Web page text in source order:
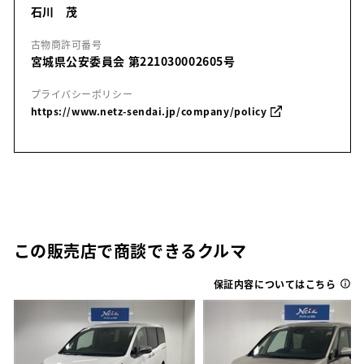
石川 茂
古物商許可番号
宮城県公安委員会 第221030002605号
プライバシーポリシー
https://www.netz-sendai.jp/company/policy
この販売店で商談できるクルマ
保証内容についてはこちら